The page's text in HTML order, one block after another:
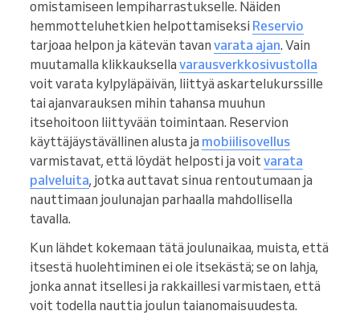
omistamiseen lempiharrastukselle. Näiden
hemmotteluhetkien helpottamiseksi Reservio
tarjoaa helpon ja kätevän tavan varata ajan. Vain
muutamalla klikkauksella varausverkkosivustolla
voit varata kylpyläpäivän, liittyä askartelukurssille
tai ajanvarauksen mihin tahansa muuhun
itsehoitoon liittyvään toimintaan. Reservion
käyttäjäystävällinen alusta ja mobiilisovellus
varmistavat, että löydät helposti ja voitvarata
palveluita, jotka auttavat sinua rentoutumaan ja
nauttimaan joulunajan parhaalla mahdollisella
tavalla.
Kun lähdet kokemaan tätä joulunaikaa, muista, että
itsestä huolehtiminen ei ole itsekästä; se on lahja,
jonka annat itsellesi ja rakkaillesi varmistaen, että
voit todella nauttia joulun taianomaisuudesta.